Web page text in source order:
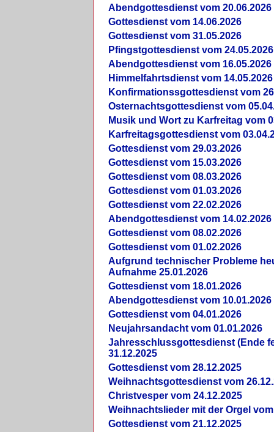
Abendgottesdienst vom 20.06.2026
Gottesdienst vom 14.06.2026
Gottesdienst vom 31.05.2026
Pfingstgottesdienst vom 24.05.2026
Abendgottesdienst vom 16.05.2026
Himmelfahrtsdienst vom 14.05.2026
Konfirmationssgottesdienst vom
Osternachtsgottesdienst vom
Musik und Wort zu Karfreitag vom
Karfreitagsgottesdienst vom
Gottesdienst vom 29.03.2026
Gottesdienst vom 15.03.2026
Gottesdienst vom 08.03.2026
Gottesdienst vom 01.03.2026
Gottesdienst vom 22.02.2026
Abendgottesdienst vom 14.02.2026
Gottesdienst vom 08.02.2026
Gottesdienst vom 01.02.2026
Aufgrund technischer Probleme
Aufnahme 25.01.2026
Gottesdienst vom 18.01.2026
Abendgottesdienst vom 10.01.2026
Gottesdienst vom 04.01.2026
Neujahrsandacht vom 01.01.2026
Jahresschlussgottesdienst (Ende
31.12.2025
Gottesdienst vom 28.12.2025
Weihnachtsgottesdienst vom
Christvesper vom 24.12.2025
Weihnachtslieder mit der Orgel vom
Gottesdienst vom 21.12.2025